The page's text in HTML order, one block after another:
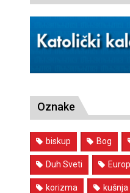
Oznake
biskup Bog
Duh Sveti
korizma kušnja